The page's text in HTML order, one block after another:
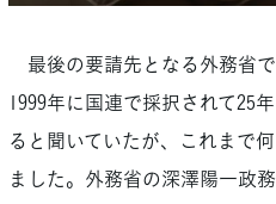
最後の要請先となる外務省で
1999年に国連で採択されて25
ると聞いていたが、これまで
ました。外務省の深澤陽一政